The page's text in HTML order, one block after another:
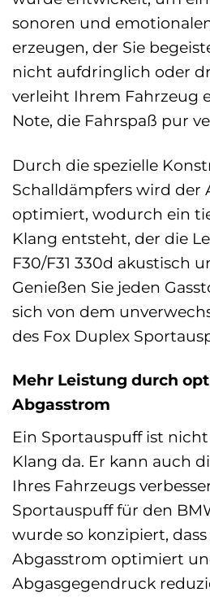
sonoren und
erzeugen, der Sie
nicht aufdringlich oder
verleiht Ihrem Fahrzeug
Note, die Fahrspaß pur
Durch die spezielle
Schalldämpfers wird der
optimiert, wodurch ein
Klang entsteht, der die
F30/F31 330d akustisch
Genießen Sie jeden
sich von dem
des Fox Duplex
Mehr Leistung durch
Abgasstrom
Ein Sportauspuff ist
Klang da. Er kann auch
Ihres Fahrzeugs
Sportauspuff für den
wurde so konzipiert, dass
Abgasstrom optimiert
Abgasgegendruck